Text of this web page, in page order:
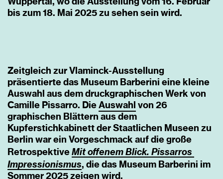
Wuppertal, wo die Ausstellung vom 16. Februar
bis zum 18. Mai 2025 zu sehen sein wird.
Zeitgleich zur Vlaminck-Ausstellung
präsentierte das Museum Barberini eine kleine
Auswahl aus dem druckgraphischen Werk von
Camille Pissarro. Die Auswahl von 26
graphischen Blättern aus dem
Kupferstichkabinett der Staatlichen Museen zu
Berlin war ein Vorgeschmack auf die große
Retrospektive MitoffenemBlick. Pissarros
Impressionismus, die das Museum Barberini im
Sommer 2025 zeigen wird.